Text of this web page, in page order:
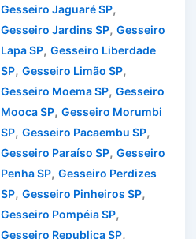
Gesseiro Jaguaré SP,
Gesseiro Jardins SP, Gesseiro
Lapa SP, Gesseiro Liberdade
SP, Gesseiro Limão SP,
Gesseiro Moema SP, Gesseiro
Mooca SP, Gesseiro Morumbi
SP, Gesseiro Pacaembu SP,
Gesseiro Paraíso SP, Gesseiro
Penha SP, Gesseiro Perdizes
SP, Gesseiro Pinheiros SP,
Gesseiro Pompéia SP,
Gesseiro Republica SP,